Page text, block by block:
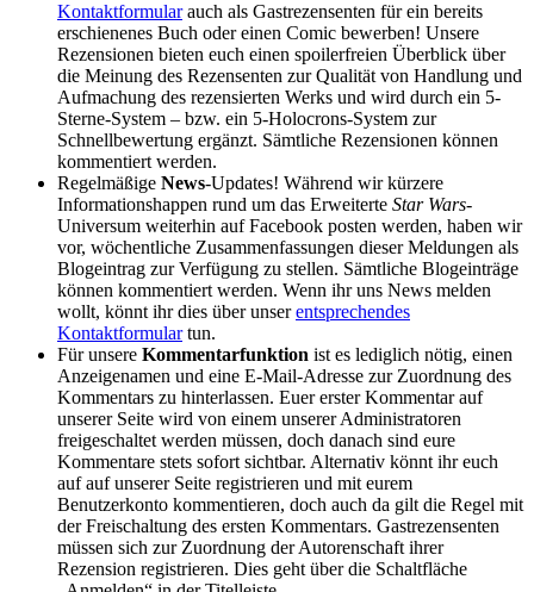
Kontaktformularauch als Gastrezensenten für ein bereits
erschienenes Buch oder einen Comic bewerben! Unsere
Rezensionen bieten euch einen spoilerfreien Überblick über
die Meinung des Rezensenten zur Qualität von Handlung und
Aufmachung des rezensierten Werks und wird durch ein 5-
Sterne-System – bzw. ein 5-Holocrons-System zur
Schnellbewertung ergänzt. Sämtliche Rezensionen können
kommentiert werden.
Regelmäßige News-Updates! Während wir kürzere
Informationshappen rund um das Erweiterte Star Wars-
Universum weiterhin auf Facebook posten werden, haben wir
vor, wöchentliche Zusammenfassungen dieser Meldungen als
Blogeintrag zur Verfügung zu stellen. Sämtliche Blogeinträge
können kommentiert werden. Wenn ihr uns News melden
wollt, könnt ihr dies über unserentsprechendes
Kontaktformulartun.
Für unsere Kommentarfunktion ist es lediglich nötig, einen
Anzeigenamen und eine E-Mail-Adresse zur Zuordnung des
Kommentars zu hinterlassen. Euer erster Kommentar auf
unserer Seite wird von einem unserer Administratoren
freigeschaltet werden müssen, doch danach sind eure
Kommentare stets sofort sichtbar. Alternativ könnt ihr euch
auf auf unserer Seite registrieren und mit eurem
Benutzerkonto kommentieren, doch auch da gilt die Regel mit
der Freischaltung des ersten Kommentars. Gastrezensenten
müssen sich zur Zuordnung der Autorenschaft ihrer
Rezension registrieren. Dies geht über die Schaltfläche